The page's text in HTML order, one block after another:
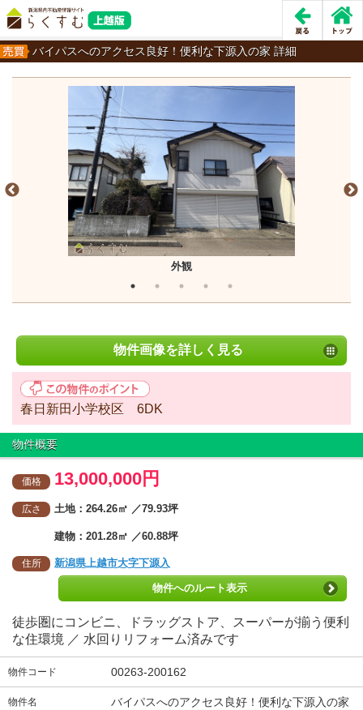
バイパスへのアクセス良好！便利な下源入の家 詳細
外観
物件画像を詳しく見る
春日新田小学校区 6DK
物件概要
価格 13,000,000円
広さ 土地：264.26㎡ ／79.93坪
建物：201.28㎡ ／60.88坪
住所 新潟県上越市大字下源入
物件へのルート表示
徒歩圏にコンビニ、ドラッグストア、スーパーが揃う便利
な住環境 ／ 水回りリフォーム済みです
物件コード 00263-200162
物件名 バイパスへのアクセス良好！便利な下源入の家